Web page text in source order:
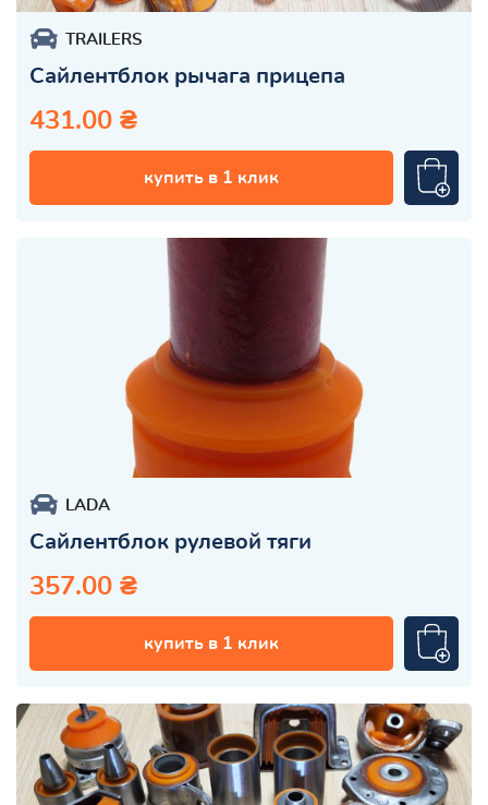
TRAILERS
Сайлентблок рычага прицепа
431.00 ₴
купить в 1 клик
LADA
Сайлентблок рулевой тяги
357.00 ₴
купить в 1 клик